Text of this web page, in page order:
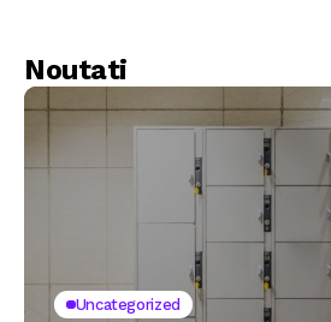
Noutati
Uncategorized